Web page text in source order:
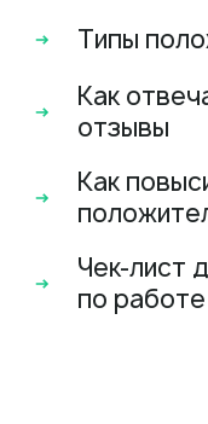
Типы
Как
отзывы
Как
Чек-лист
по